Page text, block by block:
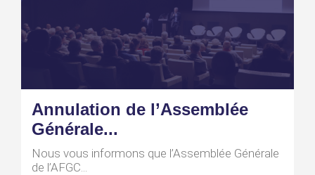
Annulation de l’Assemblée
Générale...
Nous vous informons que l’Assemblée Générale
de l’AFGC...